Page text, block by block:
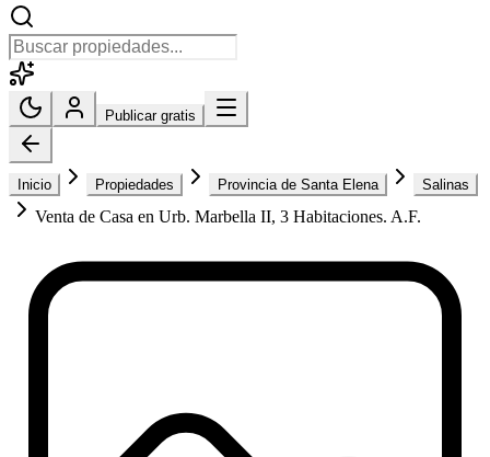
Publicar gratis
Inicio Propiedades Provincia de Santa Elena Salinas
Venta de Casa en Urb. Marbella II, 3 Habitaciones. A.F.